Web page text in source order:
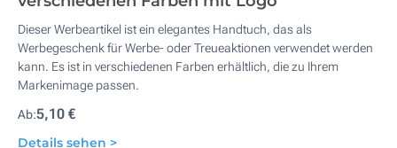
Dieser Werbeartikel ist ein elegantes Handtuch, das als
Werbegeschenk für Werbe- oder Treueaktionen verwendet werden
kann. Es ist in verschiedenen Farben erhältlich, die zu Ihrem
Markenimage passen.
Ab:5,10 €
Details sehen >